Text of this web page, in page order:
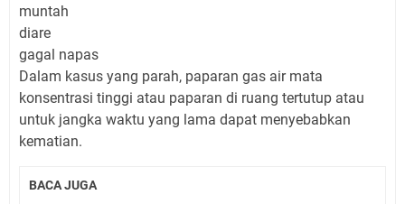
muntah
diare
gagal napas
Dalam kasus yang parah, paparan gas air mata
konsentrasi tinggi atau paparan di ruang tertutup atau
untuk jangka waktu yang lama dapat menyebabkan
kematian.
BACA JUGA